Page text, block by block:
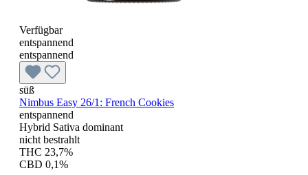
Verfügbar
entspannend
entspannend
süß
Nimbus Easy 26/1: French Cookies
entspannend
Hybrid Sativa dominant
nicht bestrahlt
THC 23,7%
CBD 0,1%